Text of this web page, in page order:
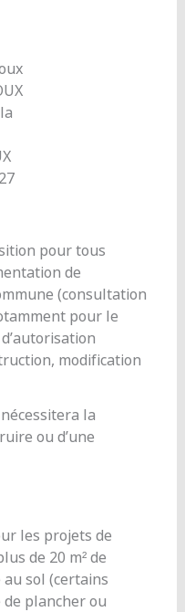
pour tous
de
(consultation
pour le
modification
la
ou d’une
les projets de
de 20 m² de
sol (certains
de plancher ou